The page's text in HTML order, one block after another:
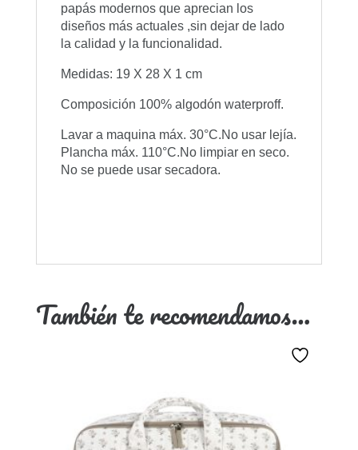
papás modernos que aprecian los
diseños más actuales ,sin dejar de lado
la calidad y la funcionalidad.
Medidas: 19 X 28 X 1 cm
Composición 100% algodón waterproff.
Lavar a maquina máx. 30°C.No usar lejía.
Plancha máx. 110°C.No limpiar en seco.
No se puede usar secadora.
También te recomendamos…